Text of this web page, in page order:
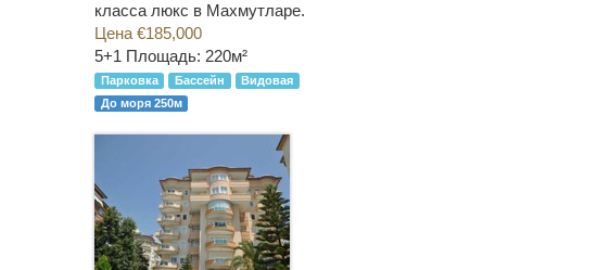
класса люкс в Махмутларе.
Цена €185,000
5+1 Площадь: 220м²
Парковка Бассейн
Видовая
До моря 250м